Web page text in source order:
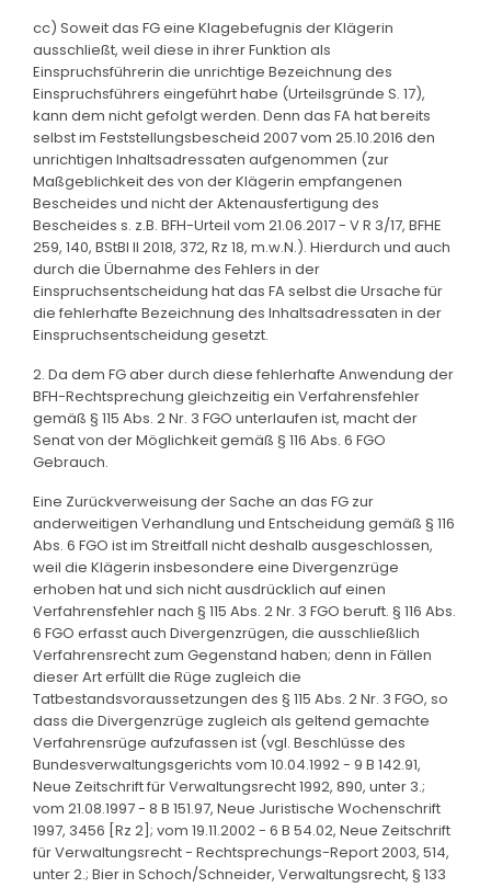
cc) Soweit das FG eine Klagebefugnis der Klägerin
ausschließt, weil diese in ihrer Funktion als
Einspruchsführerin die unrichtige Bezeichnung des
Einspruchsführers eingeführt habe (Urteilsgründe S. 17),
kann dem nicht gefolgt werden. Denn das FA hat bereits
selbst im Feststellungsbescheid 2007 vom 25.10.2016 den
unrichtigen Inhaltsadressaten aufgenommen (zur
Maßgeblichkeit des von der Klägerin empfangenen
Bescheides und nicht der Aktenausfertigung des
Bescheides s. z.B. BFH-Urteil vom 21.06.2017 - V R 3/17, BFHE
259, 140, BStBl II 2018, 372, Rz 18, m.w.N.). Hierdurch und auch
durch die Übernahme des Fehlers in der
Einspruchsentscheidung hat das FA selbst die Ursache für
die fehlerhafte Bezeichnung des Inhaltsadressaten in der
Einspruchsentscheidung gesetzt.
2. Da dem FG aber durch diese fehlerhafte Anwendung der
BFH-Rechtsprechung gleichzeitig ein Verfahrensfehler
gemäß § 115 Abs. 2 Nr. 3 FGO unterlaufen ist, macht der
Senat von der Möglichkeit gemäß § 116 Abs. 6 FGO
Gebrauch.
Eine Zurückverweisung der Sache an das FG zur
anderweitigen Verhandlung und Entscheidung gemäß § 116
Abs. 6 FGO ist im Streitfall nicht deshalb ausgeschlossen,
weil die Klägerin insbesondere eine Divergenzrüge
erhoben hat und sich nicht ausdrücklich auf einen
Verfahrensfehler nach § 115 Abs. 2 Nr. 3 FGO beruft. § 116 Abs.
6 FGO erfasst auch Divergenzrügen, die ausschließlich
Verfahrensrecht zum Gegenstand haben; denn in Fällen
dieser Art erfüllt die Rüge zugleich die
Tatbestandsvoraussetzungen des § 115 Abs. 2 Nr. 3 FGO, so
dass die Divergenzrüge zugleich als geltend gemachte
Verfahrensrüge aufzufassen ist (vgl. Beschlüsse des
Bundesverwaltungsgerichts vom 10.04.1992 - 9 B 142.91,
Neue Zeitschrift für Verwaltungsrecht 1992, 890, unter 3.;
vom 21.08.1997 - 8 B 151.97, Neue Juristische Wochenschrift
1997, 3456 [Rz 2]; vom 19.11.2002 - 6 B 54.02, Neue Zeitschrift
für Verwaltungsrecht - Rechtsprechungs-Report 2003, 514,
unter 2.; Bier in Schoch/Schneider, Verwaltungsrecht, § 133